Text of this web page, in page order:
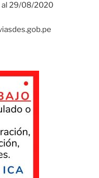
al 29/08/2020